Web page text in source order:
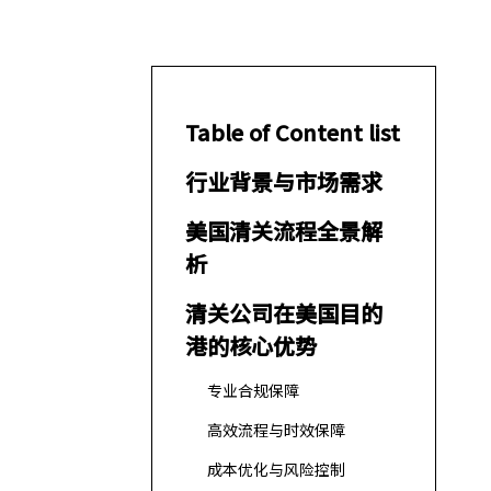
Table of Content list
行业背景与市场需求
美国清关流程全景解
析
清关公司在美国目的
港的核心优势
专业合规保障
高效流程与时效保障
成本优化与风险控制